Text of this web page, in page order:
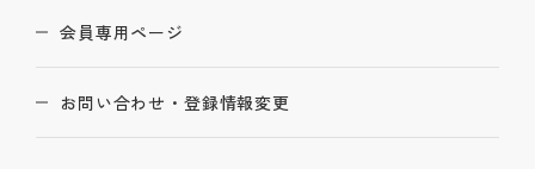
会員専用ページ
お問い合わせ・登録情報変更